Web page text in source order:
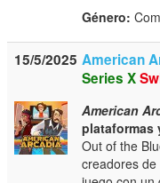
Género:
15/5/2025 American
Series X
American
plataformas
Out of the
creadores de